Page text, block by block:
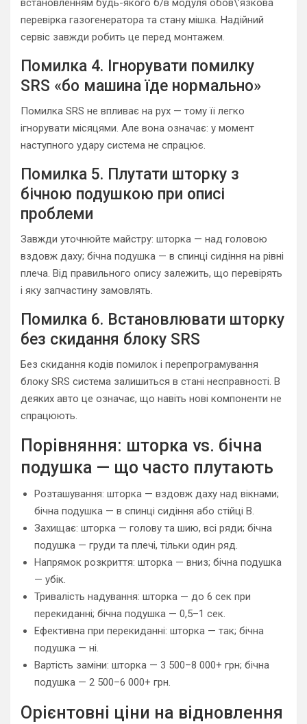
встановленням будь-якого б/в модуля обов\’язкова
перевірка газогенератора та стану мішка. Надійний
сервіс завжди робить це перед монтажем.
Помилка 4. Ігнорувати помилку
SRS «бо машина їде нормально»
Помилка SRS не впливає на рух — тому її легко
ігнорувати місяцями. Але вона означає: у момент
наступного удару система не спрацює.
Помилка 5. Плутати шторку з
бічною подушкою при описі
проблеми
Завжди уточнюйте майстру: шторка — над головою
вздовж даху; бічна подушка — в спинці сидіння на рівні
плеча. Від правильного опису залежить, що перевірять
і яку запчастину замовлять.
Помилка 6. Встановлювати шторку
без скидання блоку SRS
Без скидання кодів помилок і перепрограмування
блоку SRS система залишиться в стані несправності. В
деяких авто це означає, що навіть нові компоненти не
спрацюють.
Порівняння: шторка vs. бічна
подушка — що часто плутають
Розташування: шторка — вздовж даху над вікнами;
бічна подушка — в спинці сидіння або стійці B.
Захищає: шторка — голову та шию, всі ряди; бічна
подушка — груди та плечі, тільки один ряд.
Напрямок розкриття: шторка — вниз; бічна подушка
— убік.
Тривалість надування: шторка — до 6 сек при
перекиданні; бічна подушка — 0,5–1 сек.
Ефективна при перекиданні: шторка — так; бічна
подушка — ні.
Вартість заміни: шторка — 3 500–8 000+ грн; бічна
подушка — 2 500–6 000+ грн.
Орієнтовні ціни на відновлення